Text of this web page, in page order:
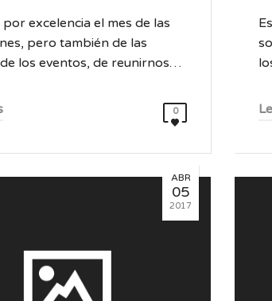
excelencia el mes de las
pero también de las
los eventos, de reunirnos…
0
ABR
05
2017